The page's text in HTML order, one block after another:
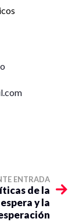
ENTRADA
de la
espera y la